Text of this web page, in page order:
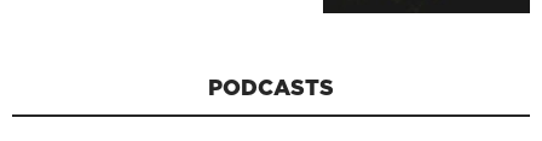
PODCASTS